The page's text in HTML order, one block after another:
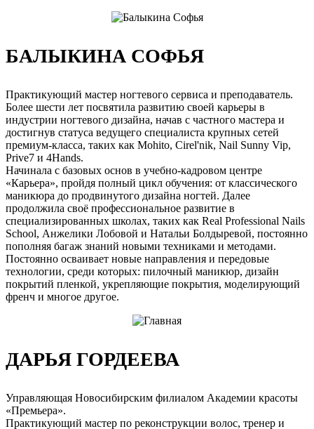
БАЛЫКИНА СОФЬЯ
Практикующий мастер ногтевого сервиса и преподаватель.
Более шести лет посвятила развитию своей карьеры в
индустрии ногтевого дизайна, начав с частного мастера и
достигнув статуса ведущего специалиста крупных сетей
премиум-класса, таких как Mohito, Cirel'nik, Nail Sunny Vip,
Prive7 и 4Hands.
Начинала с базовых основ в учебно-кадровом центре
«Карьера», пройдя полный цикл обучения: от классического
маникюра до продвинутого дизайна ногтей. Далее
продолжила своё профессиональное развитие в
специализированных школах, таких как Real Professional Nails
School, Анжелики Лобовой и Натальи Болдыревой, постоянно
пополняя багаж знаний новыми техниками и методами.
Постоянно осваивает новые направления и передовые
технологии, среди которых: пилочный маникюр, дизайн
покрытий пленкой, укрепляющие покрытия, моделирующий
френч и многое другое.
ДАРЬЯ ГОРДЕЕВА
Управляющая Новосибирским филиалом Академии красоты
«Премьера».
Практикующий мастер по реконструкции волос, тренер и